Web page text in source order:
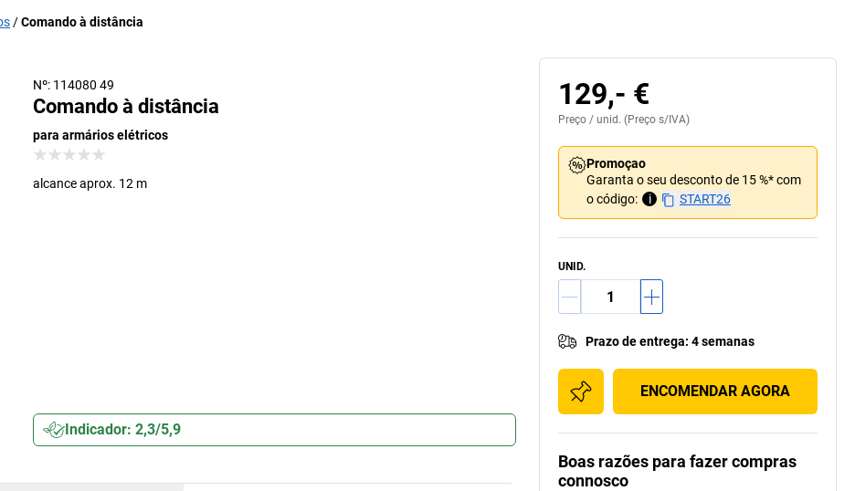
Comando à distância
Nº: 114080 49
Comando à distância
para armários elétricos
alcance aprox. 12 m
Indicador: 2,3/5,9
129,- €
Preço / unid. (Preço s/IVA)
Promoçao
Garanta o seu desconto de 15 %* com
o código:
i START26
UNID.
Prazo de entrega: 4 semanas
ENCOMENDAR AGORA
Boas razões para fazer compras
connosco